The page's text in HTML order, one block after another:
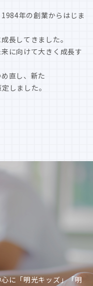
年の創業からはじま
長してきました。
に向けて大きく成長す
直し、新た
しました。
に「明光キッズ」「明